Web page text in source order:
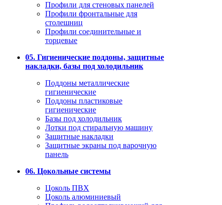
Профили для стеновых панелей
Профили фронтальные для
столешниц
Профили соединительные и
торцевые
05. Гигиенические поддоны, защитные
накладки, базы под холодильник
Поддоны металлические
гигиенические
Поддоны пластиковые
гигиенические
Базы под холодильник
Лотки под стиральную машину
Защитные накладки
Защитные экраны под варочную
панель
06. Цокольные системы
Цоколь ПВХ
Цоколь алюминиевый